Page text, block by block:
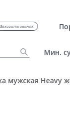
Заказать звонок
Мин.
мужская Heavy